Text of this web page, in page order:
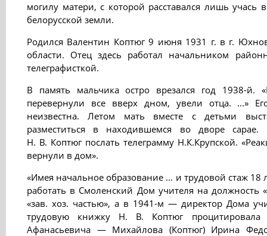
могилу матери, с которой расставался лишь учась
белорусской земли.
Родился Валентин Коптюг 9 июня 1931 г. в г.
области. Отец здесь работал начальником
телеграфисткой.
В память мальчика остро врезался год 1938-
перевернули все вверх дном, увели отца. ...»
неизвестна. Летом мать вместе с детьми
разместиться в находившемся во дворе сарае.
Н. В. Коптюг послать телеграмму Н.К.Крупской.
вернули в дом».
«Имея начальное образование ... и трудовой стаж 18
работать в Смоленский Дом учителя на должность
«зав. хоз. частью», а в 1941-м — директор Дома
трудовую книжку Н. В. Коптюг
Афанасьевича — Михайлова (Коптюг) Ирина